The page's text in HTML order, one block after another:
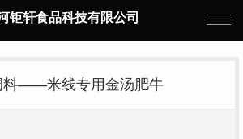
钜轩食品科技有限公司
料——米线专用金汤肥牛